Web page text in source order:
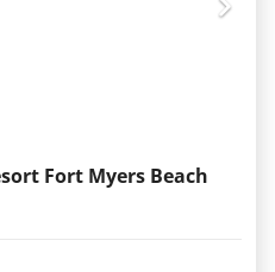
Fort Myers Beach